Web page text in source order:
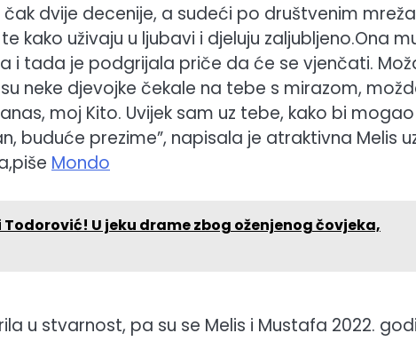
dvije decenije, a sudeći po društvenim
kako uživaju u ljubavi i djeluju zaljubljeno.Ona
tada je podgrijala priče da će se vjenčati.
neke djevojke čekale na tebe s mirazom,
moj Kito. Uvijek sam uz tebe, kako bi
buduće prezime”, napisala je atraktivna Melis
Mondo
U jeku drame zbog oženjenog čovjeka,
u stvarnost, pa su se Melis i Mustafa 2022.